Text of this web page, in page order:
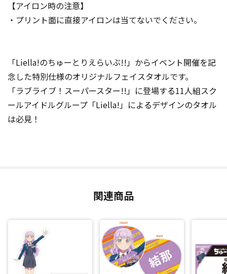
【アイロン時の注意】
・プリント面に直接アイロンは当てないでください。
「Liella!のちゅーとりえらいぶ!!」からイベント開催を記
念した特別仕様のオリジナルフェイスタオルです。
「ラブライブ！スーパースター!!」に登場する11人組スク
ールアイドルグループ「Liella!」によるデザインのタオル
は必見！
関連商品